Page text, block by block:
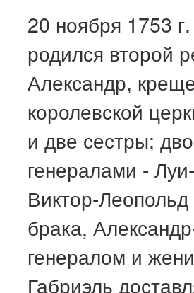
20 ноября 1753
родился второй
Александр,
королевской
и две сестры;
генералами -
Виктор-
брака,
генералом и
Габриэль